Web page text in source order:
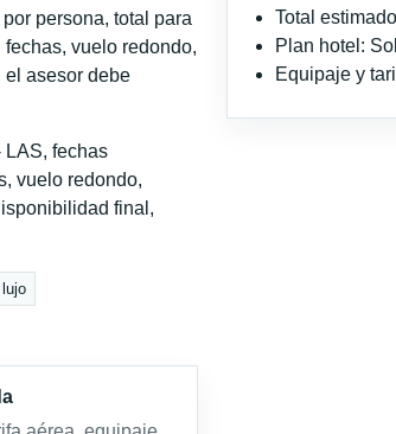
persona, total para
vuelo redondo,
el asesor debe
LAS, fechas
vuelo redondo,
final,
lujo
Total
Plan hotel:
Equipaje y